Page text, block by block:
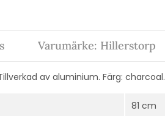
av aluminium. Färg: charcoal.
81 cm
Varumärke: Hillerstorp